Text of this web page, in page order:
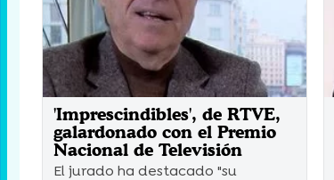
'Imprescindibles', de RTVE,
galardonado con el Premio
Nacional de Televisión
El jurado ha destacado "su